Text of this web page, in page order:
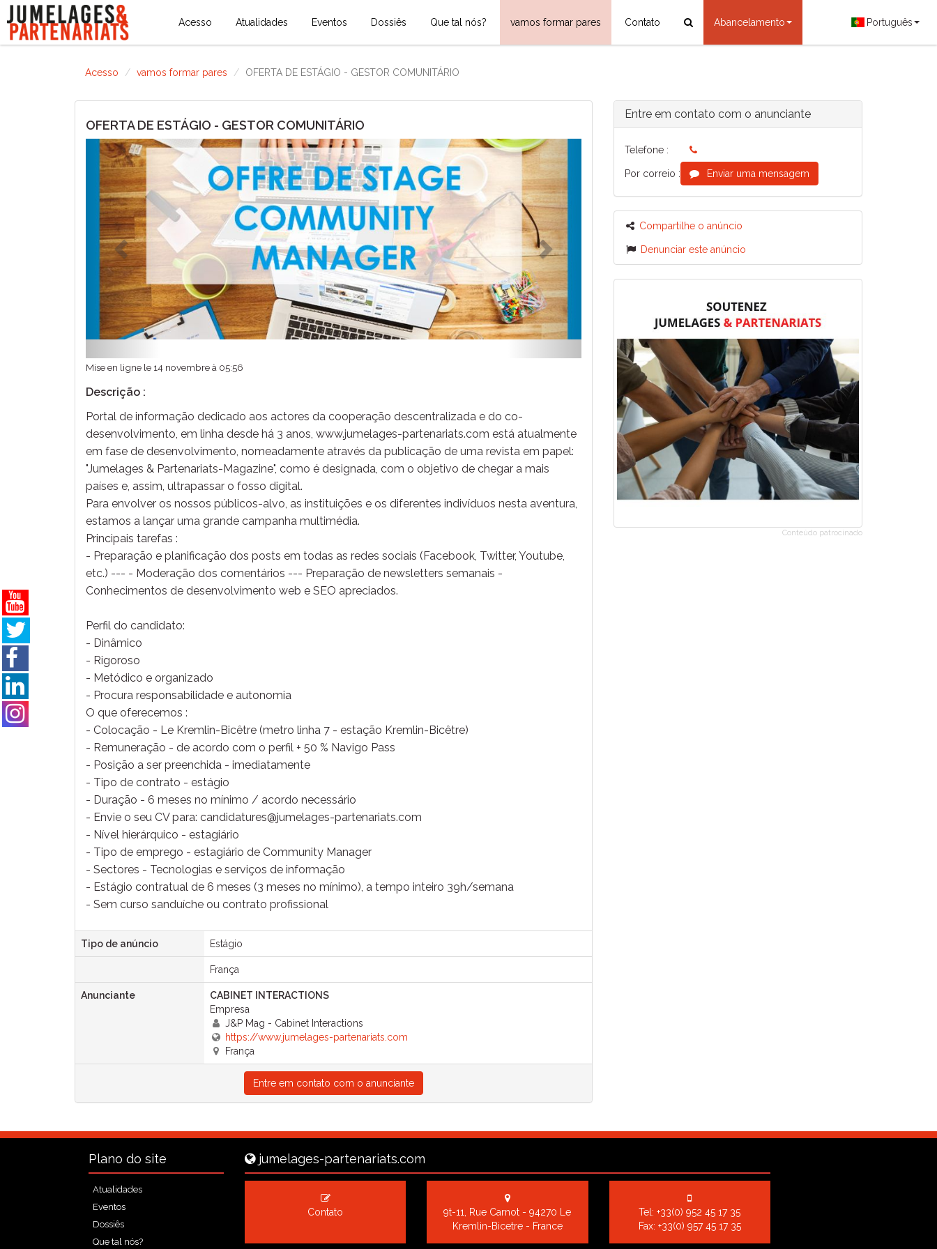
Acesso Atualidades Eventos Dossiês Que tal nós? vamos formar pares Contato Abancelamento Português
Acesso vamos formar pares OFERTA DE ESTÁGIO - GESTOR COMUNITÁRIO
OFERTA DE ESTÁGIO - GESTOR COMUNITÁRIO
Previous Next
Mise en ligne le 14 novembre à 05:56
Descrição :
Portal de informação dedicado aos actores da cooperação descentralizada e do co-
desenvolvimento, em linha desde há 3 anos, www.jumelages-partenariats.com está atualmente
em fase de desenvolvimento, nomeadamente através da publicação de uma revista em papel:
"Jumelages & Partenariats-Magazine", como é designada, com o objetivo de chegar a mais
países e, assim, ultrapassar o fosso digital.
Para envolver os nossos públicos-alvo, as instituições e os diferentes indivíduos nesta aventura,
estamos a lançar uma grande campanha multimédia.
Principais tarefas :
- Preparação e planificação dos posts em todas as redes sociais (Facebook, Twitter, Youtube,
etc.) --- - Moderação dos comentários --- Preparação de newsletters semanais -
Conhecimentos de desenvolvimento web e SEO apreciados.
Perfil do candidato:
- Dinâmico
- Rigoroso
- Metódico e organizado
- Procura responsabilidade e autonomia
O que oferecemos :
- Colocação - Le Kremlin-Bicêtre (metro linha 7 - estação Kremlin-Bicêtre)
- Remuneração - de acordo com o perfil + 50 % Navigo Pass
- Posição a ser preenchida - imediatamente
- Tipo de contrato - estágio
- Duração - 6 meses no mínimo / acordo necessário
- Envie o seu CV para: candidatures@jumelages-partenariats.com
- Nível hierárquico - estagiário
- Tipo de emprego - estagiário de Community Manager
- Sectores - Tecnologias e serviços de informação
- Estágio contratual de 6 meses (3 meses no mínimo), a tempo inteiro 39h/semana
- Sem curso sanduíche ou contrato profissional
Tipo de anúncio Estágio
França
Anunciante
CABINET INTERACTIONS
Empresa
J&P Mag - Cabinet Interactions
https://www.jumelages-partenariats.com
França
Entre em contato com o anunciante
Entre em contato com o anunciante
Telefone :
Por correio : Enviar uma mensagem
Compartilhe o anúncio
Denunciar este anúncio
Conteúdo patrocinado
Plano do site
Atualidades
Eventos
Dossiês
Que tal nós?
jumelages-partenariats.com
Contato
9t-11, Rue Carnot - 94270 Le
Kremlin-Bicetre - France
Tel:+33(0) 952 45 17 35
Fax: +33(0) 957 45 17 35